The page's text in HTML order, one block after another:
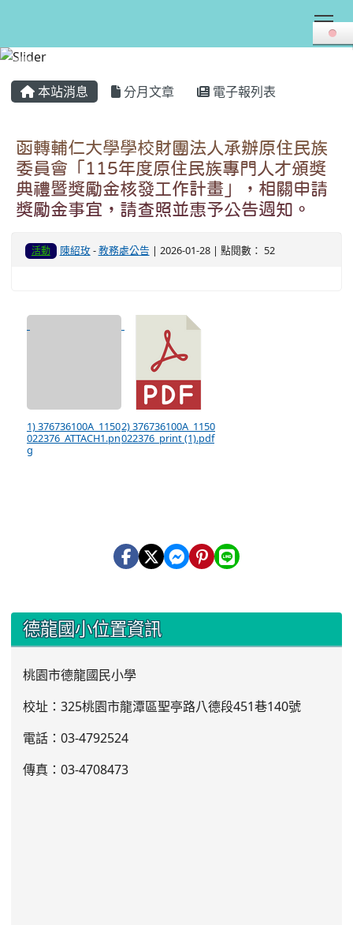
本站消息 分月文章 電子報列表
函轉輔仁大學學校財團法人承辦原住民族
委員會「115年度原住民族專門人才頒獎
典禮暨獎勵金核發工作計畫」，相關申請
獎勵金事宜，請查照並惠予公告週知。
活動 陳紹玫-教務處公告 | 2026-01-28 | 點閱數： 52
1) 376736100A_1150
022376_ATTACH1.pn
g
2) 376736100A_1150
022376_print (1).pdf
::: 德龍國小位置資訊
桃園市德龍國民小學
校址：325桃園市龍潭區聖亭路八德段451巷140號
電話：03-4792524
傳真：03-4708473